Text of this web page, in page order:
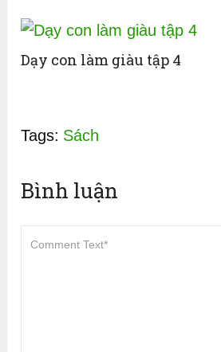
Dạy con làm giàu tập 4
Tags: Sách
Bình luận